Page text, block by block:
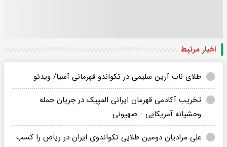
اخبار مرتبط
طلای ناب آرین سلیمی در تکواندو قهرمانی آسیا/ ویدئو
تخریب آکادمی قهرمان ایرانی المپیک در جریان حمله
وحشیانه آمریکایی - صهیونی
علی مرادیان دومین طلایی تکواندوی ایران در ریاض را کسب